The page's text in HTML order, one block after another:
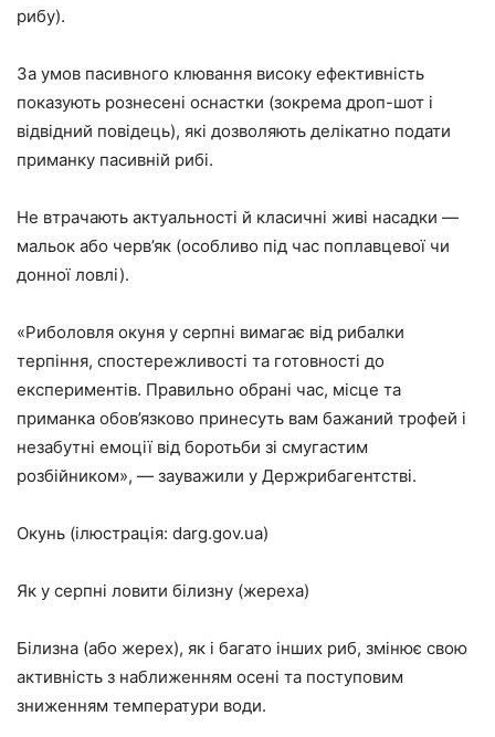
рибу).
За умов пасивного клювання високу ефективність
показують рознесені оснастки (зокрема дроп-шот і
відвідний повідець), які дозволяють делікатно подати
приманку пасивній рибі.
Не втрачають актуальності й класичні живі насадки —
мальок або черв’як (особливо під час поплавцевої чи
донної ловлі).
«Риболовля окуня у серпні вимагає від рибалки
терпіння, спостережливості та готовності до
експериментів. Правильно обрані час, місце та
приманка обов’язково принесуть вам бажаний трофей і
незабутні емоції від боротьби зі смугастим
розбійником», — зауважили у Держрибагентстві.
Окунь (ілюстрація: darg.gov.ua)
Як у серпні ловити білизну (жереха)
Білизна (або жерех), як і багато інших риб, змінює свою
активність з наближенням осені та поступовим
зниженням температури води.